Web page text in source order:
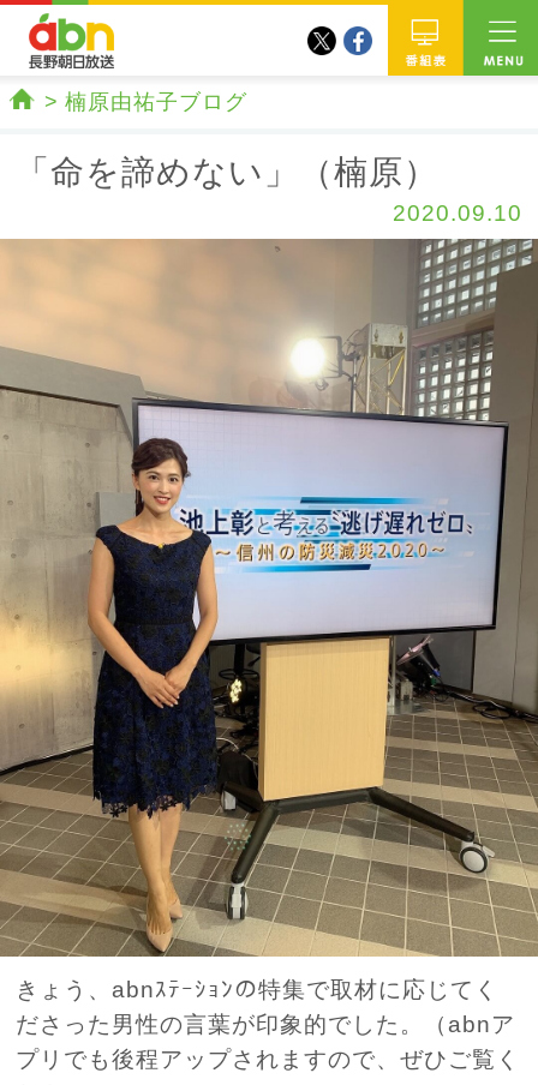
twitterfacebook
楠原由祐子ブログ
「命を諦めない」（楠原）
2020.09.10
きょう、abnｽﾃｰｼｮﾝの特集で取材に応じてく
ださった男性の言葉が印象的でした。（abnア
プリでも後程アップされますので、ぜひご覧く